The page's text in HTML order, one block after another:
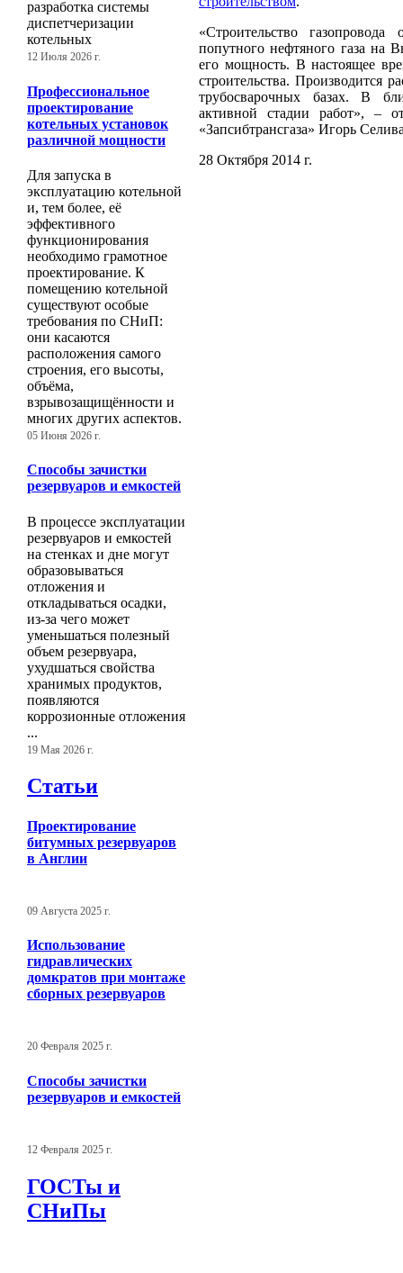
разработка системы
диспетчеризации
котельных
12 Июля 2026 г.
Профессиональное
проектирование
котельных установок
различной мощности
Для запуска в
эксплуатацию котельной
и, тем более, её
эффективного
функционирования
необходимо грамотное
проектирование. К
помещению котельной
существуют особые
требования по СНиП:
они касаются
расположения самого
строения, его высоты,
объёма,
взрывозащищённости и
многих других аспектов.
05 Июня 2026 г.
Способы зачистки
резервуаров и емкостей
В процессе эксплуатации
резервуаров и емкостей
на стенках и дне могут
образовываться
отложения и
откладываться осадки,
из-за чего может
уменьшаться полезный
объем резервуара,
ухудшаться свойства
хранимых продуктов,
появляются
коррозионные отложения
...
19 Мая 2026 г.
Статьи
Проектирование
битумных резервуаров
в Англии
09 Августа 2025 г.
Использование
гидравлических
домкратов при монтаже
сборных резервуаров
20 Февраля 2025 г.
Способы зачистки
резервуаров и емкостей
12 Февраля 2025 г.
ГОСТы и
СНиПы
«Строительство
попутного нефтяного газа на
его мощность. В настоящее
строительства. Производится
трубосварочных базах. В
активной стадии работ», –
«Запсибтрансгаза» Игорь
28 Октября 2014 г.